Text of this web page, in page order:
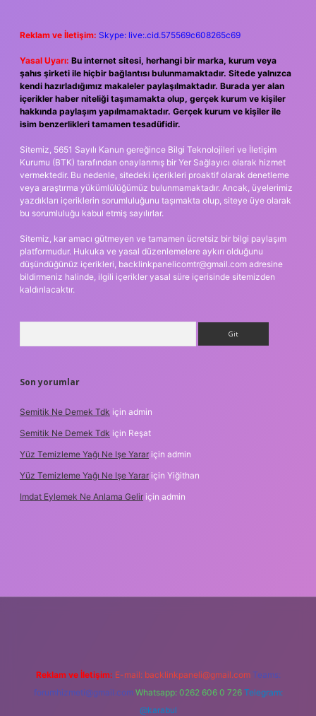
Reklam ve İletişim: Skype: live:.cid.575569c608265c69
Yasal Uyarı: Bu internet sitesi, herhangi bir marka, kurum veya
şahıs şirketi ile hiçbir bağlantısı bulunmamaktadır. Sitede yalnızca
kendi hazırladığımız makaleler paylaşılmaktadır. Burada yer alan
içerikler haber niteliği taşımamakta olup, gerçek kurum ve kişiler
hakkında paylaşım yapılmamaktadır. Gerçek kurum ve kişiler ile
isim benzerlikleri tamamen tesadüfidir.
Sitemiz, 5651 Sayılı Kanun gereğince Bilgi Teknolojileri ve İletişim
Kurumu (BTK) tarafından onaylanmış bir Yer Sağlayıcı olarak hizmet
vermektedir. Bu nedenle, sitedeki içerikleri proaktif olarak denetleme
veya araştırma yükümlülüğümüz bulunmamaktadır. Ancak, üyelerimiz
yazdıkları içeriklerin sorumluluğunu taşımakta olup, siteye üye olarak
bu sorumluluğu kabul etmiş sayılırlar.
Sitemiz, kar amacı gütmeyen ve tamamen ücretsiz bir bilgi paylaşım
platformudur. Hukuka ve yasal düzenlemelere aykırı olduğunu
düşündüğünüz içerikleri, backlinkpanelicomtr@gmail.com adresine
bildirmeniz halinde, ilgili içerikler yasal süre içerisinde sitemizden
kaldırılacaktır.
Son yorumlar
Semitik Ne Demek Tdk için admin
Semitik Ne Demek Tdk için Reşat
Yüz Temizleme Yağı Ne Işe Yarar için admin
Yüz Temizleme Yağı Ne Işe Yarar için Yiğithan
Imdat Eylemek Ne Anlama Gelir için admin
Reklam ve İletişim: E-mail: backlinkpaneli@gmail.com Teams:
forumhizmeti@gmail.com Whatsapp: 0262 606 0 726 Telegram:
@karabul